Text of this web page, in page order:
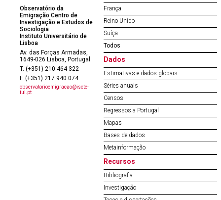
Observatório da
Emigração Centro de
Investigação e Estudos de
Sociologia
Instituto Universitário de
Lisboa
Av. das Forças Armadas,
1649-026 Lisboa, Portugal
T. (+351) 210 464 322
F. (+351) 217 940 074
observatorioemigracao@iscte-
iul.pt
França
Reino Unido
Suíça
Todos
Dados
Estimativas e dados globais
Séries anuais
Censos
Regressos a Portugal
Mapas
Bases de dados
Metainformação
Recursos
Bibliografia
Investigação